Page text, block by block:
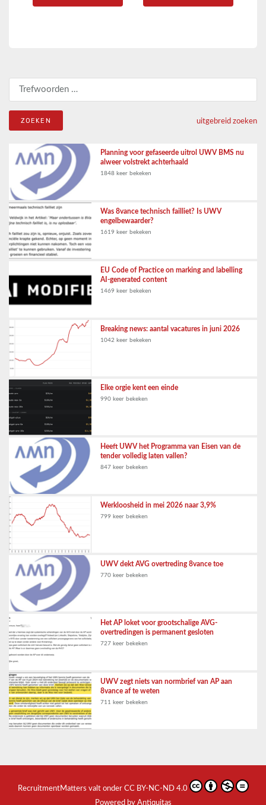
Zoeken naar:
uitgebreid zoeken
Planning voor gefaseerde uitrol UWV BMS nu
alweer volstrekt achterhaald
1848 keer bekeken
Was 8vance technisch failliet? Is UWV
engelbewaarder?
1619 keer bekeken
EU Code of Practice on marking and labelling
AI-generated content
1469 keer bekeken
Breaking news: aantal vacatures in juni 2026
1042 keer bekeken
Elke orgie kent een einde
990 keer bekeken
Heeft UWV het Programma van Eisen van de
tender volledig laten vallen?
847 keer bekeken
Werkloosheid in mei 2026 naar 3,9%
799 keer bekeken
UWV dekt AVG overtreding 8vance toe
770 keer bekeken
Het AP loket voor grootschalige AVG-
overtredingen is permanent gesloten
727 keer bekeken
UWV zegt niets van normbrief van AP aan
8vance af te weten
711 keer bekeken
RecruitmentMatters valt onder CC BY-NC-ND 4.0
Powered by Antiquitas